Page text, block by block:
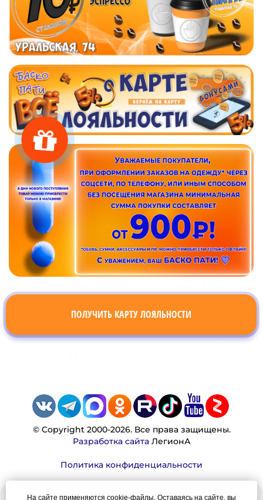
ПОЛУЧИТЬ КАРТУ ЛОЯЛЬНОСТИ
© Copyright 2000-2026. Все права защищены.
Разработка сайтаЛегионА
Политика конфиденциальности
На сайте применяются cookie-файлы. Оставаясь на сайте, вы